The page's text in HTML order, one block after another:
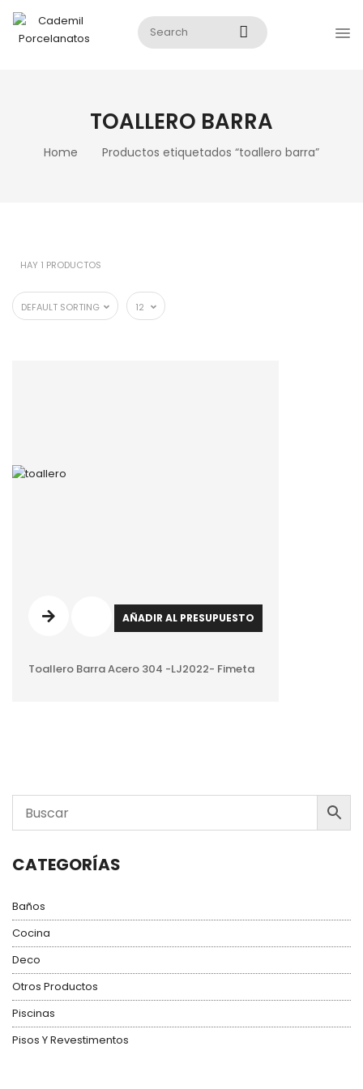
TOALLERO BARRA
Home Productos etiquetados “toallero barra”
CATEGORÍAS
Baños
Cocina
Deco
Otros Productos
Piscinas
Pisos Y Revestimentos
HAY 1 PRODUCTOS
DEFAULT SORTING 12
AÑADIR AL PRESUPUESTO
Toallero Barra Acero 304 -LJ2022- Fimeta